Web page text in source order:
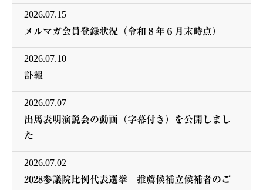
2026.07.15
メルマガ会員登録状況（令和８年６月末時点）
2026.07.10
訃報
2026.07.07
出馬表明演説会の動画（字幕付き）を公開しまし
た
2026.07.02
2028参議院比例代表選挙 推薦候補立候補者のご